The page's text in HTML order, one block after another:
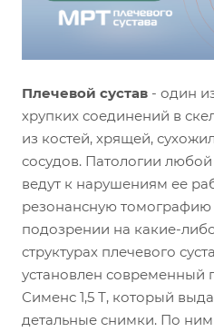
Плечевой сустав - один
хрупких соединений в
из костей, хрящей,
сосудов. Патологии
ведут к нарушениям ее
резонансную томографию
подозрении на какие-
структурах плечевого
установлен современный
Сименс 1,5 Т, который
детальные снимки. По